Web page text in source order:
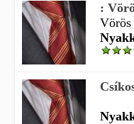
:
Vörös